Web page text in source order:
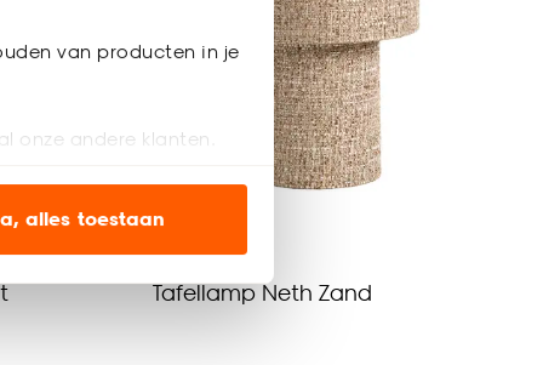
van producten in je
onze andere klanten.
om alleen de
alles toestaan
Tafellamp Neth Zand